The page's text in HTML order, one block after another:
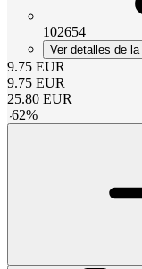
102654
Ver detalles de
9.75 EUR
9.75 EUR
25.80 EUR
-62%